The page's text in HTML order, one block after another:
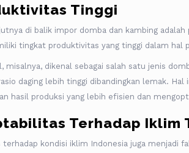
Tinggi
di balik impor domba dan kambing
tingkat produktivitas yang tinggi dalam hal
misalnya, dikenal sebagai salah satu jenis
daging lebih tinggi dibandingkan lemak.
hasil produksi yang lebih efisien dan
Terhadap Iklim
terhadap kondisi iklim Indonesia juga menjadi